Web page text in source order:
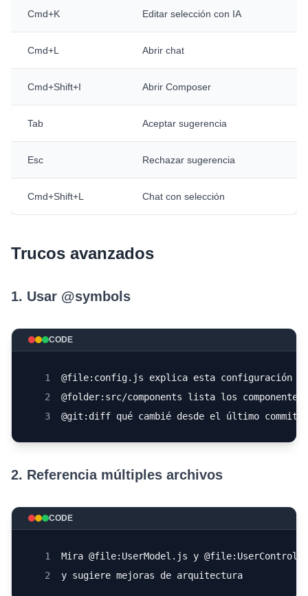
Cmd+K Editar selección con IA
Cmd+L Abrir chat
Cmd+Shift+I Abrir Composer
Tab Aceptar sugerencia
Esc Rechazar sugerencia
Cmd+Shift+L Chat con selección
Trucos avanzados
1. Usar @symbols
CODE
1
@file:config.js explica esta configuración
2
@folder:src/components lista los componentes
3
@git:diff qué cambié desde el último commit
2. Referencia múltiples archivos
CODE
1
Mira @file:UserModel.js y
2
y sugiere mejoras de arquitectura